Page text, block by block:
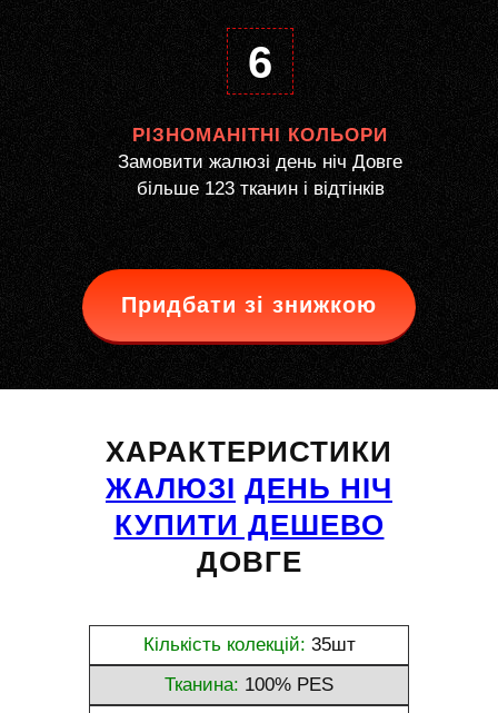
6
РІЗНОМАНІТНІ КОЛЬОРИ
Замовити жалюзі день ніч Довге
більше 123 тканин і відтінків
Придбати зі знижкою
ХАРАКТЕРИСТИКИ
ЖАЛЮЗІ ДЕНЬ НІЧ
КУПИТИ ДЕШЕВО
ДОВГЕ
Кількість колекцій: 35шт
Тканина: 100% PES